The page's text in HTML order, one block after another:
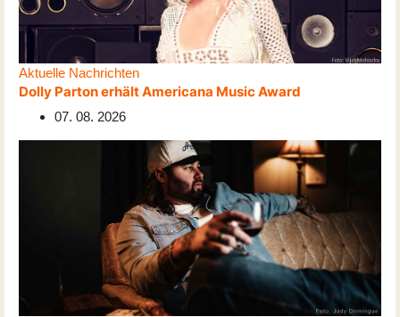
Aktuelle Nachrichten
Dolly Parton erhält Americana Music Award
07. 08. 2026